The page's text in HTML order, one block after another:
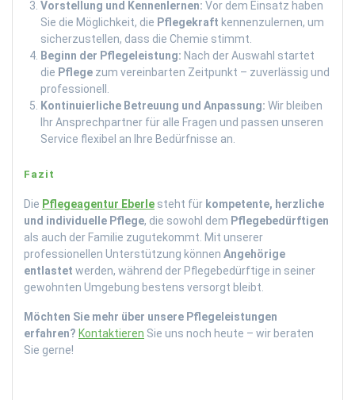
Vorstellung und Kennenlernen: Vor dem Einsatz haben
Sie die Möglichkeit, die Pflegekraft kennenzulernen, um
sicherzustellen, dass die Chemie stimmt.
Beginn der Pflegeleistung: Nach der Auswahl startet
die Pflege zum vereinbarten Zeitpunkt – zuverlässig und
professionell.
Kontinuierliche Betreuung und Anpassung: Wir bleiben
Ihr Ansprechpartner für alle Fragen und passen unseren
Service flexibel an Ihre Bedürfnisse an.
Fazit
Die Pflegeagentur Eberle steht für kompetente, herzliche
und individuelle Pflege, die sowohl dem Pflegebedürftigen
als auch der Familie zugutekommt. Mit unserer
professionellen Unterstützung können Angehörige
entlastet werden, während der Pflegebedürftige in seiner
gewohnten Umgebung bestens versorgt bleibt.
Möchten Sie mehr über unsere Pflegeleistungen
erfahren? Kontaktieren Sie uns noch heute – wir beraten
Sie gerne!